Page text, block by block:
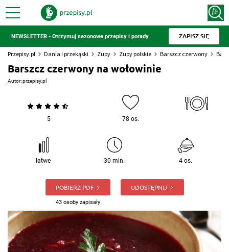
NEWSLETTER - Otrzymuj sezonowe przepisy i porady ZAPISZ SIĘ
Przepisy.pl Dania i przekąski Zupy Zupy polskie Barszcz czerwony
Barszcz czerwony na wołowinie
Autor:przepisy.pl
5 78 os.
łatwe 30 min. 4 os.
POBIERZ PDF
43 osoby zapisały
UDOSTĘPNIJ